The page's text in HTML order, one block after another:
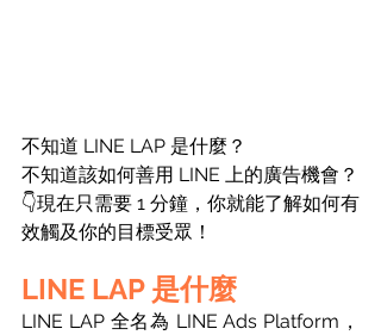
不知道 LINE LAP 是什麼？
不知道該如何善用 LINE 上的廣告機會？
👇現在只需要 1 分鐘，你就能了解如何有
效觸及你的目標受眾！
LINE LAP 是什麼
LINE LAP 全名為 LINE Ads Platform，